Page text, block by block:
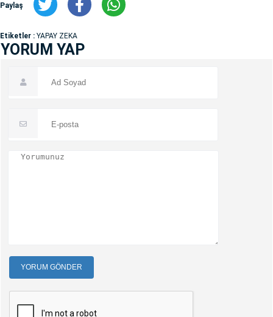
Paylaş
Etiketler : YAPAY ZEKA
YORUM YAP
YORUM GÖNDER